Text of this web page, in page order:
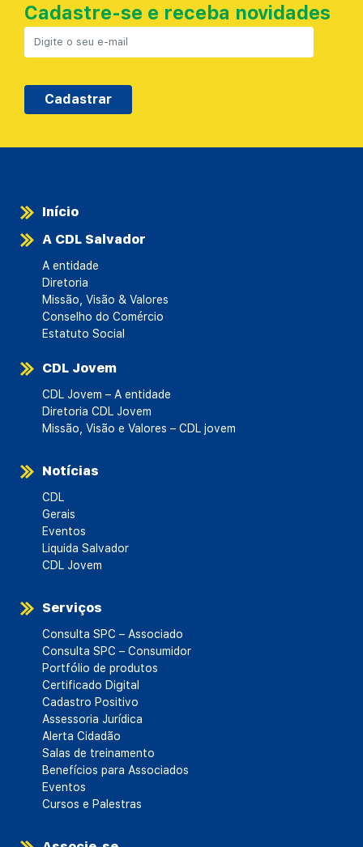
Cadastre-se e receba novidades
Cadastrar
Início
A CDL Salvador
A entidade
Diretoria
Missão, Visão & Valores
Conselho do Comércio
Estatuto Social
CDL Jovem
CDL Jovem – A entidade
Diretoria CDL Jovem
Missão, Visão e Valores – CDL jovem
Notícias
CDL
Gerais
Eventos
Liquida Salvador
CDL Jovem
Serviços
Consulta SPC – Associado
Consulta SPC – Consumidor
Portfólio de produtos
Certificado Digital
Cadastro Positivo
Assessoria Jurídica
Alerta Cidadão
Salas de treinamento
Benefícios para Associados
Eventos
Cursos e Palestras